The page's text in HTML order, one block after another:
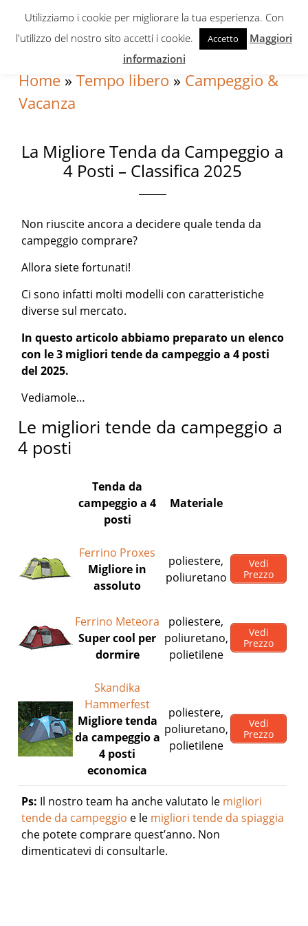
Skip
navigation
Skip
Skip
sidebar
Home »Tempo libero » Campeggio &
Vacanza
La Migliore Tenda da Campeggio a
4 Posti – Classifica 2025
Non riuscite ancora a decidere quale tenda da
campeggio comprare?
Allora siete fortunati!
Ci sono infatti molti modelli con caratteristiche
diverse sul mercato.
In questo articolo abbiamo preparato un elenco
con le 3 migliori tende da campeggio a 4 posti
del 2025.
Vediamole…
Le migliori tende da campeggio a
4 posti
Tenda da
campeggio a 4
posti
Materiale
Ferrino Proxes
Migliore in
assoluto
poliestere,
poliuretano
Vedi
Prezzo
Ferrino Meteora
Super cool per
dormire
poliestere,
poliuretano,
polietilene
Vedi
Prezzo
Skandika
Hammerfest
Migliore tenda
da campeggio a
4 posti
economica
poliestere,
poliuretano,
polietilene
Vedi
Prezzo
Ps: Il nostro team ha anche valutato le migliori
tende da campeggio e le migliori tende da spiaggia
che potete comprare quest’anno. Non
dimenticatevi di consultarle.
Utilizziamo i cookie per migliorare la tua esperienza. Con
l'utilizzo del nostro sito accetti i cookie.
Accetto
Maggiori
informazioni